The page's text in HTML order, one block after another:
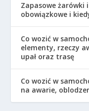
Zapasowe żarówki
obowiązkowe i
Co wozić w
elementy, rzeczy
upał oraz trasę
Co wozić w
na awarie,